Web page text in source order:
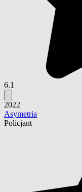
6.1
2022
Asymetria
Policjant